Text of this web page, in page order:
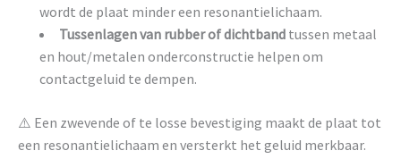
wordt de plaat minder een resonantielichaam.
Tussenlagen van rubber of dichtband tussen metaal
en hout/metalen onderconstructie helpen om
contactgeluid te dempen.
⚠️ Een zwevende of te losse bevestiging maakt de plaat tot
een resonantielichaam en versterkt het geluid merkbaar.